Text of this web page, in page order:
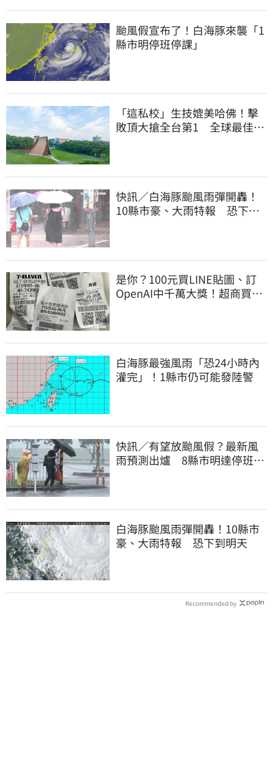
颱風假宣布了！白海豚來襲「1
縣市明停班停課」
「這私校」生技媲美哈佛！擊
敗頂大搶全台第1 全球最佳大
快訊／白海豚颱風雨彈開轟！
10縣市豪、大雨特報 恐下到
是你？100元買LINE貼圖、訂
OpenAI中千萬大獎！超商買10
白海豚最強風雨「恐24小時內
灌完」！1縣市仍可能發陸警
快訊／有望放颱風假？最新風
雨預測出爐 8縣市明達停班停
白海豚颱風雨彈開轟！10縣市
豪、大雨特報 恐下到明天
Recommended by